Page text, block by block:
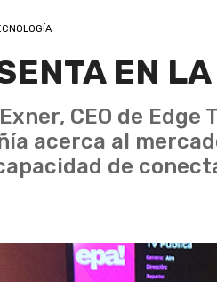
EN
CEO de
acerca al
de